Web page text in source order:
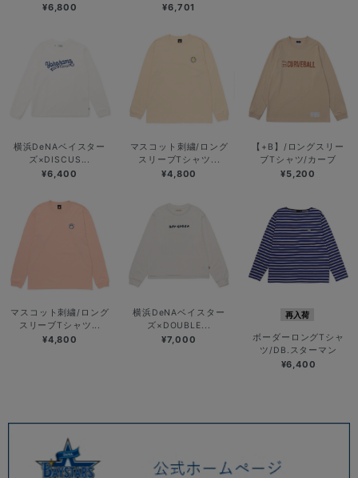
¥6,800 ¥6,701
横浜DeNAベイスター
ズ×DISCUS...
¥6,400
マスコット刺繍/ロング
スリーブTシャツ...
¥4,800
【+B】/ロングスリー
ブTシャツ/カーブ
¥5,200
マスコット刺繍/ロング
スリーブTシャツ...
¥4,800
横浜DeNAベイスター
ズ×DOUBLE...
¥7,000
再入荷
ボーダーロングTシャ
ツ/DB.スターマン
¥6,400